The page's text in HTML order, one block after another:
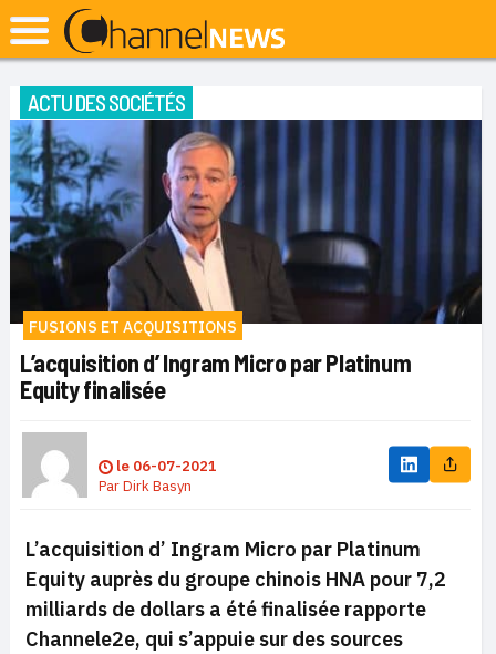
ACTU DES SOCIÉTÉS
FUSIONS ET ACQUISITIONS
L’acquisition d’ Ingram Micro par Platinum
Equity finalisée
le 06-07-2021
ParDirk Basyn
L’acquisition d’ Ingram Micro par Platinum
Equity auprès du groupe chinois HNA pour 7,2
milliards de dollars a été finalisée rapporte
Channele2e, qui s’appuie sur des sources